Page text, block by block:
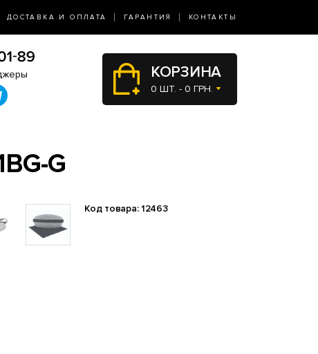
ДОСТАВКА И ОПЛАТА ГАРАНТИЯ КОНТАКТЫ
КОРЗИНА
0 ШТ. - 0 ГРН.
G
Код товара: 12463